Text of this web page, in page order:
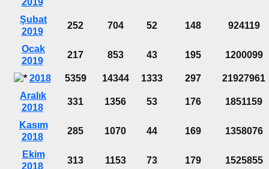
Şubat
2019
252 704 52 148 924119
Ocak
2019
217 853 43 195 1200099
2018 5359 14344 1333 297
21927961
Aralık
2018
331 1356 53 176 1851159
Kasım
2018
285 1070 44 169 1358076
Ekim
2018
313 1153 73 179 1525855